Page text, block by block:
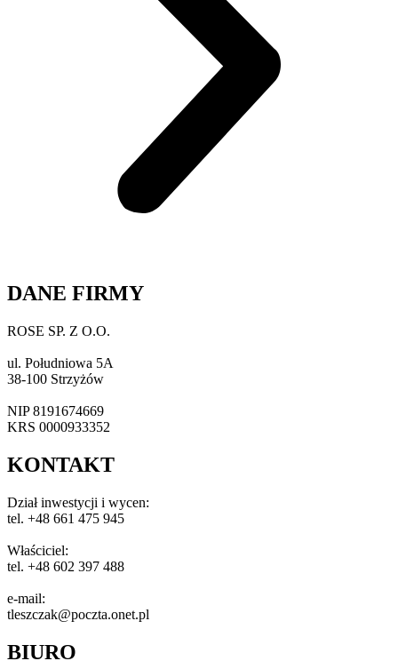
DANE FIRMY
ROSE SP. Z O.O.
ul. Południowa 5A
38-100 Strzyżów
NIP 8191674669
KRS 0000933352
KONTAKT
Dział inwestycji i wycen:
tel. +48 661 475 945
Właściciel:
tel. +48 602 397 488
e-mail:
tleszczak@poczta.onet.pl
BIURO